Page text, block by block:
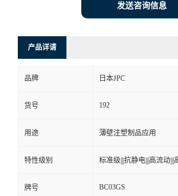
发送咨询信息
产品详请
品牌 日本JPC
货号 192
用途 薄壁注塑制品应用
特性级别 标准级|||抗静电|||高流动|||
牌号 BC03GS